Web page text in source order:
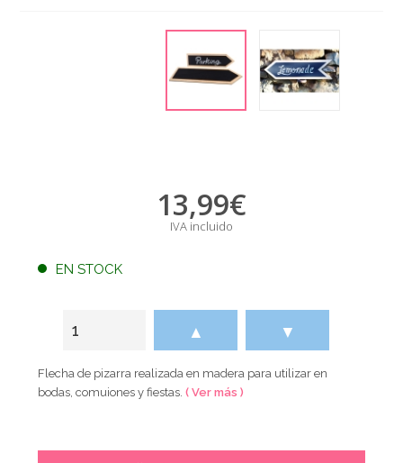
13,99€
IVA incluido
EN STOCK
▲ ▼
Flecha de pizarra realizada en madera para utilizar en
bodas, comuiones y fiestas.( Ver más )